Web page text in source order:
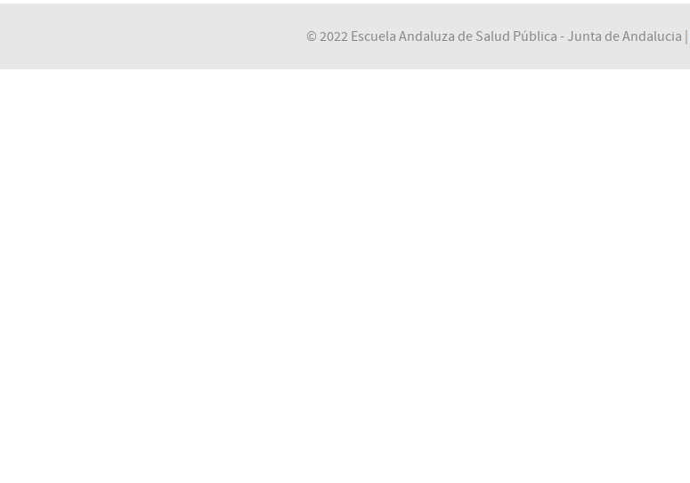
© 2022 Escuela Andaluza de Salud Pública - Junta de Andalucia |